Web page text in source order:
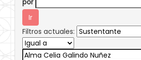
por
Filtros actuales: